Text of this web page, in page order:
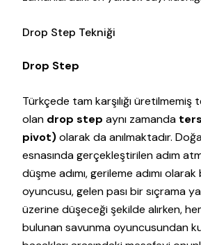
Drop Step Tekniği
Drop Step
Türkçede tam karşılığı
olan drop step aynı zamanda
pivot)olarak da anılmaktadır.
esnasında gerçekleştirilen adım
düşme adımı, gerileme adımı
oyuncusu, gelen pası bir sıçrama
üzerine düşeceği şekilde alırken,
bulunan savunma oyuncusundan